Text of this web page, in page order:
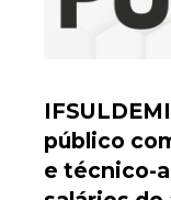
público
e técnico-